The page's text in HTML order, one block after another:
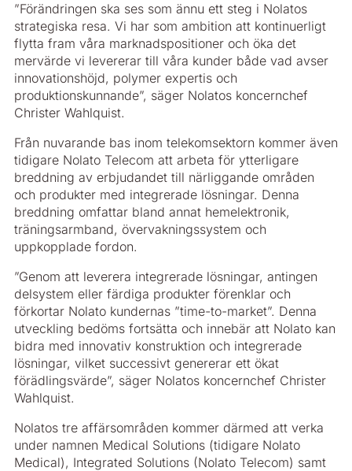
”Förändringen ska ses som ännu ett steg i Nolatos
strategiska resa. Vi har som ambition att kontinuerligt
flytta fram våra marknadspositioner och öka det
mervärde vi levererar till våra kunder både vad avser
innovationshöjd, polymer expertis och
produktionskunnande”, säger Nolatos koncernchef
Christer Wahlquist.
Från nuvarande bas inom telekomsektorn kommer även
tidigare Nolato Telecom att arbeta för ytterligare
breddning av erbjudandet till närliggande områden
och produkter med integrerade lösningar. Denna
breddning omfattar bland annat hemelektronik,
träningsarmband, övervakningssystem och
uppkopplade fordon.
”Genom att leverera integrerade lösningar, antingen
delsystem eller färdiga produkter förenklar och
förkortar Nolato kundernas ”time-to-market”. Denna
utveckling bedöms fortsätta och innebär att Nolato kan
bidra med innovativ konstruktion och integrerade
lösningar, vilket successivt genererar ett ökat
förädlingsvärde”, säger Nolatos koncernchef Christer
Wahlquist.
Nolatos tre affärsområden kommer därmed att verka
under namnen Medical Solutions (tidigare Nolato
Medical), Integrated Solutions (Nolato Telecom) samt